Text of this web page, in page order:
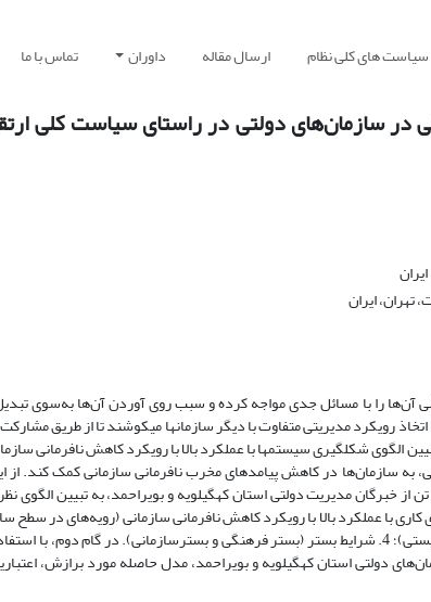
سیاست های کلی نظام ارسال مقاله داوران تماس با ما
در سازمان‌های دولتی در راستای سیاست کلی
تهران، ایران
آن‌ها را با مسائل جدی مواجه کرده و سبب روی آوردن آن‌ها به‌سوی
رویکرد مدیریتی متفاوت با دیگر سازمان‏‏ها می‏کوشند تا از طریق
الگوی شکل‏گیری سیستم‏ها با عملکرد بالا با رویکرد کاهش نافرمانی
سازمان‌ها در کاهش پیامدهای مخرب نافرمانی سازمانی کمک کند. از
ترکیبی در بخش کیفی، با استفاده از روش تحلیل مضمون و مصاحبۀ عمیق با 20 تن از خبرگان مدیریت دولتی استان کهگیلویه و بویراحمد،
پرداخته است. این الگو مشتمل بر 4 تم اصلی است: 1. رویه‌های کاری با عملکرد بالا با رویکرد کاهش نافرمانی سازمانی
تیم)؛ 2. نتایج (نتایج تیمی و نتایج سازمانی)؛ 3. شرایط واسطه‌ای (رفتارهای وندالیستی)؛ 4. شرایط بستر (بستر فرهنگی و
375 تن از مدیران و کارکنان سازمان‌های دولتی استان کهگیلویه و بویراحمد، مدل حاصله مورد